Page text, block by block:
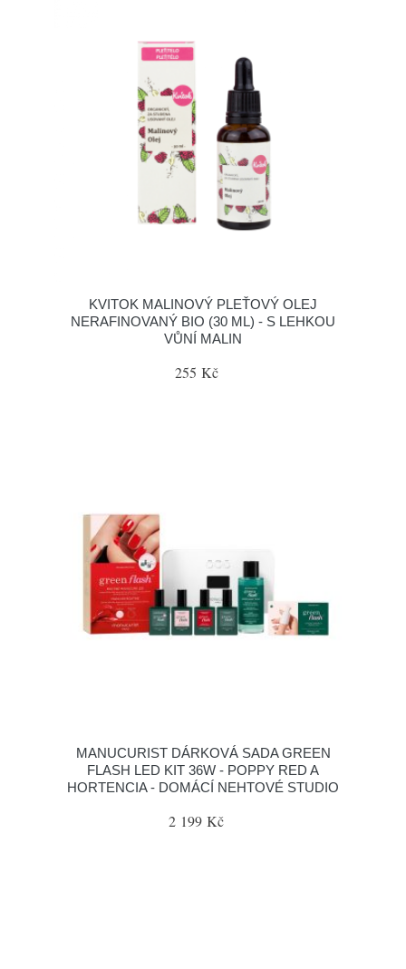
KVITOK MALINOVÝ PLEŤOVÝ OLEJ
NERAFINOVANÝ BIO (30 ML) - S LEHKOU
VŮNÍ MALIN
255 Kč
MANUCURIST DÁRKOVÁ SADA GREEN
FLASH LED KIT 36W - POPPY RED A
HORTENCIA - DOMÁCÍ NEHTOVÉ STUDIO
2 199 Kč